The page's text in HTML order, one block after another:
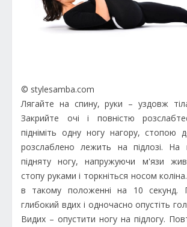
© stylesamba.com
Лягайте на спину, руки – уздовж
Закрийте очі і повністю
підніміть одну ногу нагору, стопою
розслаблено лежить на підлозі. На
підняту ногу, напружуючи м'язи
стопу руками і торкніться носом
в такому положенні на 10 секунд.
глибокий вдих і одночасно опустіть
Видих – опустити ногу на підлогу.